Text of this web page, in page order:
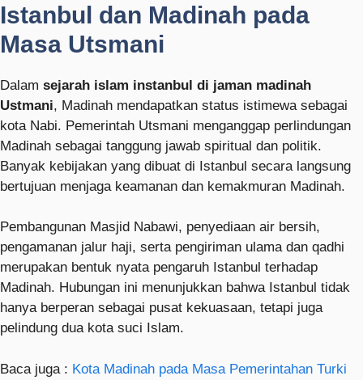
Istanbul dan Madinah pada
Masa Utsmani
Dalam sejarah islam instanbul di jaman madinah
Ustmani, Madinah mendapatkan status istimewa sebagai
kota Nabi. Pemerintah Utsmani menganggap perlindungan
Madinah sebagai tanggung jawab spiritual dan politik.
Banyak kebijakan yang dibuat di Istanbul secara langsung
bertujuan menjaga keamanan dan kemakmuran Madinah.
Pembangunan Masjid Nabawi, penyediaan air bersih,
pengamanan jalur haji, serta pengiriman ulama dan qadhi
merupakan bentuk nyata pengaruh Istanbul terhadap
Madinah. Hubungan ini menunjukkan bahwa Istanbul tidak
hanya berperan sebagai pusat kekuasaan, tetapi juga
pelindung dua kota suci Islam.
Baca juga : Kota Madinah pada Masa Pemerintahan Turki